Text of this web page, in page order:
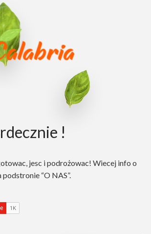
!
jesc i podrożowac! Wiecej info o
“O NAS”.